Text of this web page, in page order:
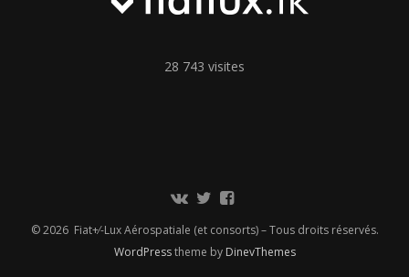
28 743 visites
Communauté
TwitterPage
© 2026 Fiat+⁄-Lux Aérospatiale (et consorts) – Tous droits réservés.
WordPresstheme by DinevThemes